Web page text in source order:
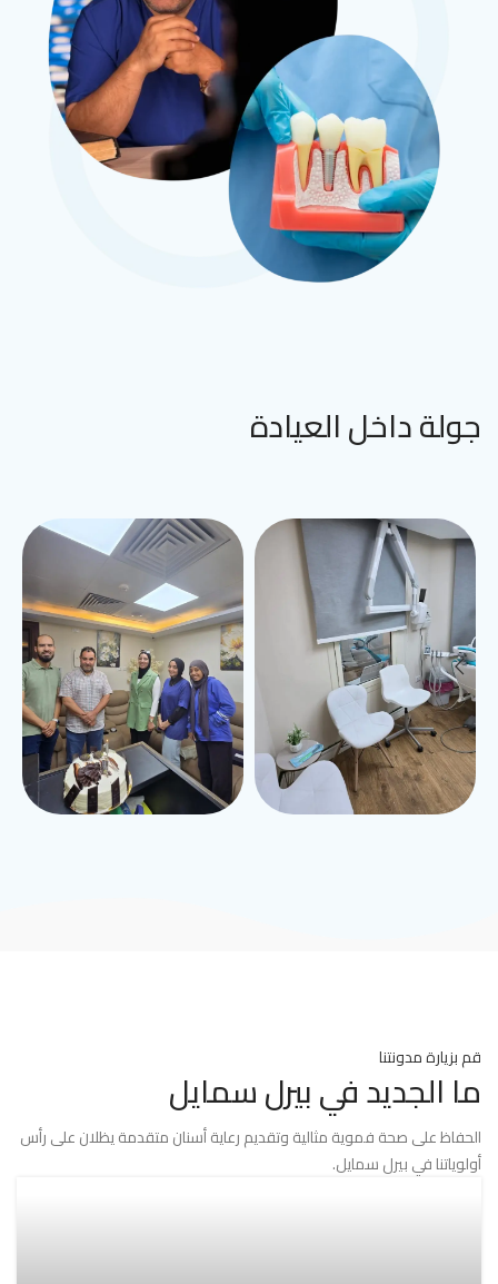
جولة داخل العيادة
قم بزيارة مدونتنا
ما الجديد في بيرل سمايل
الحفاظ على صحة فموية مثالية وتقديم رعاية أسنان متقدمة يظلان على رأس
أولوياتنا في بيرل سمايل.